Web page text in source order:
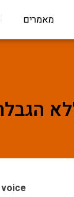
מאמרים
voice